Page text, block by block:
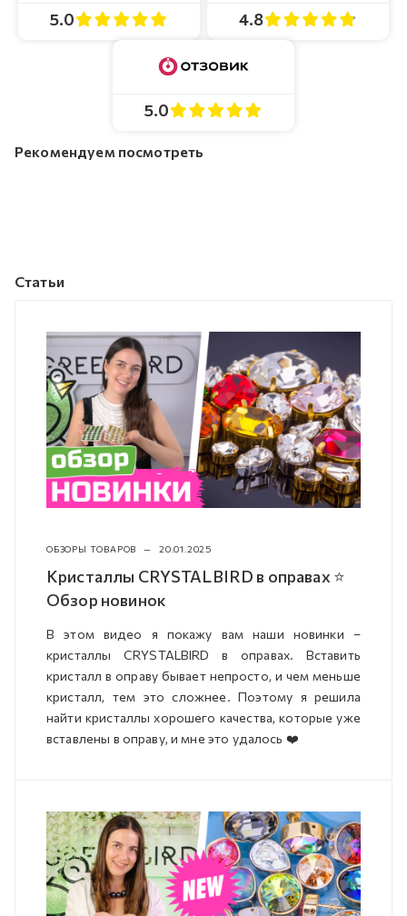
5.0 4.8
5.0
Рекомендуем посмотреть
Статьи
ОБЗОРЫ ТОВАРОВ — 20.01.2025
Кристаллы CRYSTALBIRD в оправах ⭐
Обзор новинок
В этом видео я покажу вам наши новинки –
кристаллы CRYSTALBIRD в оправах. Вставить
кристалл в оправу бывает непросто, и чем меньше
кристалл, тем это сложнее. Поэтому я решила
найти кристаллы хорошего качества, которые уже
вставлены в оправу, и мне это удалось ❤️